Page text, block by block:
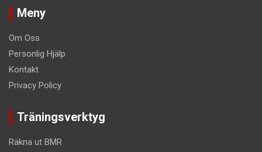
Meny
Om Oss
Personlig Hjälp
Kontakt
Privacy Policy
Träningsverktyg
Räkna ut BMR